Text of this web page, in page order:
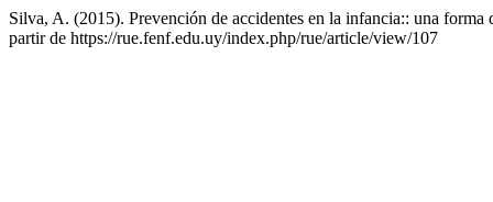
Silva, A. (2015). Prevención de accidentes en la infancia:: una forma
partir de https://rue.fenf.edu.uy/index.php/rue/article/view/107